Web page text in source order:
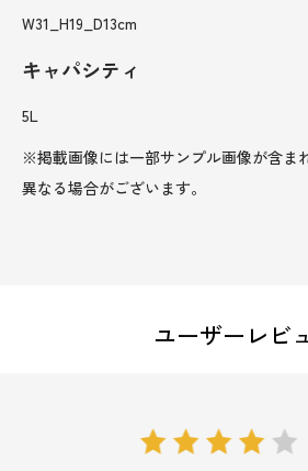
W31_H19_D13cm
キャパシティ
5L
※掲載画像には一部サンプル画像が含ま
異なる場合がございます。
ユーザーレビ